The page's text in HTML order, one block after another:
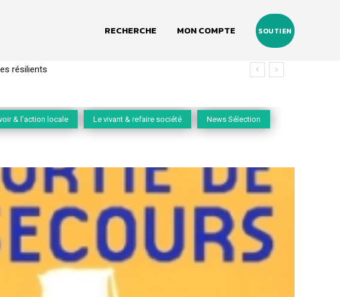
RECHERCHE MON COMPTE SOUTIEN
…
& l'action locale Le vivant & refaire société News Sélection